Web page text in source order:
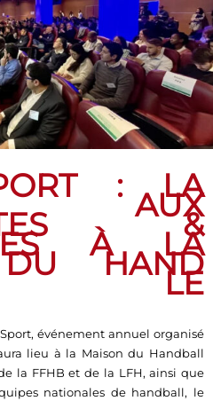
: LA
AUX
&
À LA
HAND
LE
événement annuel organisé
lieu à la Maison du Handball
la FFHB et de la LFH, ainsi que
nationales de handball, le